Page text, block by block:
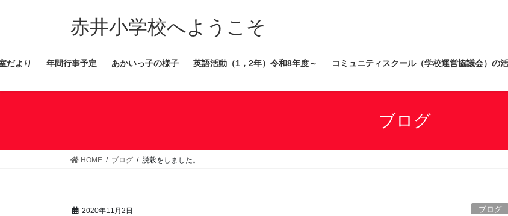
ツ
ス
シ
ン
赤井小学校へようこそ
だより 年間行事予定 あかいっ子の様子 英語活動（1，2年）令和8年度～ コミュニティスクール（学校運営協議会）の
ブログ
HOME ブログ 脱穀をしました。
2020年11月2日 ブログ